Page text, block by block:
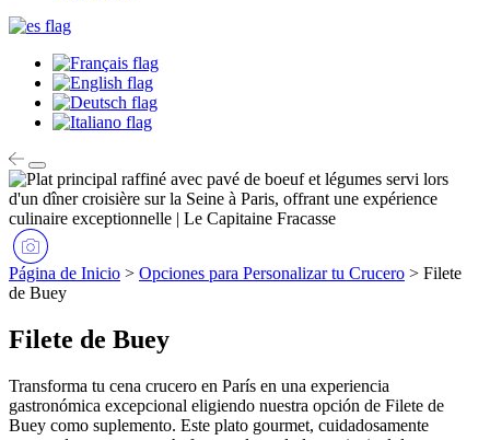
Página de Inicio > Opciones para Personalizar tu Crucero > Filete
de Buey
Filete de Buey
Transforma tu cena crucero en París en una experiencia
gastronómica excepcional eligiendo nuestra opción de Filete de
Buey como suplemento. Este plato gourmet, cuidadosamente